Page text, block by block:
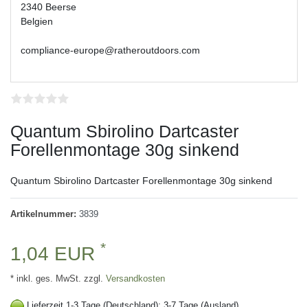
2340 Beerse
Belgien
compliance-europe@ratheroutdoors.com
Quantum Sbirolino Dartcaster
Forellenmontage 30g sinkend
Quantum Sbirolino Dartcaster Forellenmontage 30g sinkend
Artikelnummer: 3839
1,04 EUR *
* inkl. ges. MwSt. zzgl. Versandkosten